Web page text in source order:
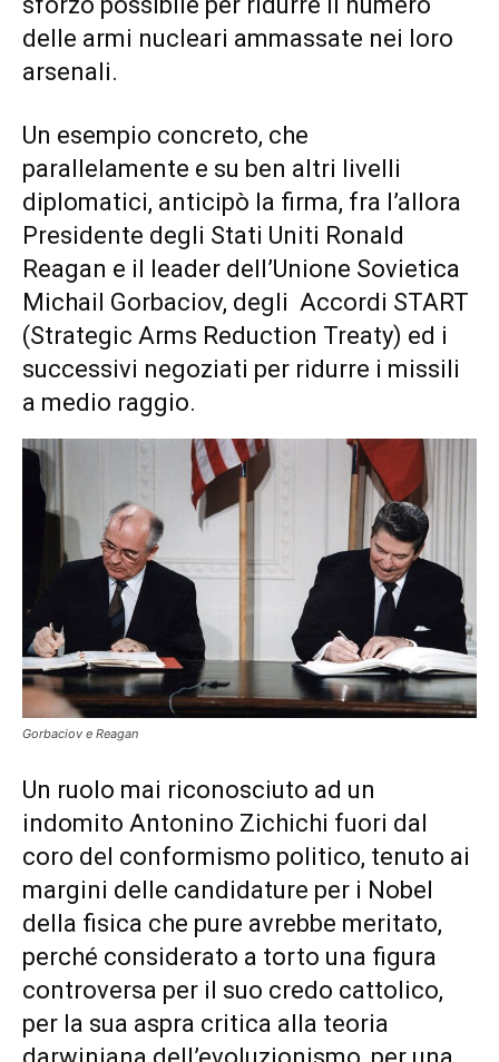
delle armi nucleari ammassate nei loro
arsenali.
Un esempio concreto, che
parallelamente e su ben altri livelli
diplomatici, anticipò la firma, fra l’allora
Presidente degli Stati Uniti Ronald
Reagan e il leader dell’Unione Sovietica
Michail Gorbaciov, degli Accordi START
(Strategic Arms Reduction Treaty) ed i
successivi negoziati per ridurre i missili
a medio raggio.
Gorbaciov e Reagan
Un ruolo mai riconosciuto ad un
indomito Antonino Zichichi fuori dal
coro del conformismo politico, tenuto ai
margini delle candidature per i Nobel
della fisica che pure avrebbe meritato,
perché considerato a torto una figura
controversa per il suo credo cattolico,
per la sua aspra critica alla teoria